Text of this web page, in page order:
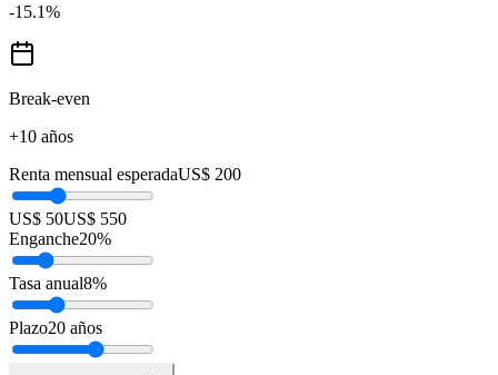
-15.1%
Break-even
+10 años
Renta mensual esperadaUS$ 200
US$ 50US$ 550
Enganche20%
Tasa anual8%
Plazo20 años